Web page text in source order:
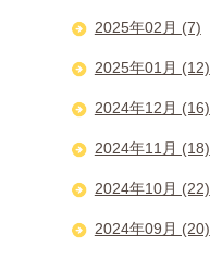
2025年02月 (7)
2025年01月 (12)
2024年12月 (16)
2024年11月 (18)
2024年10月 (22)
2024年09月 (20)